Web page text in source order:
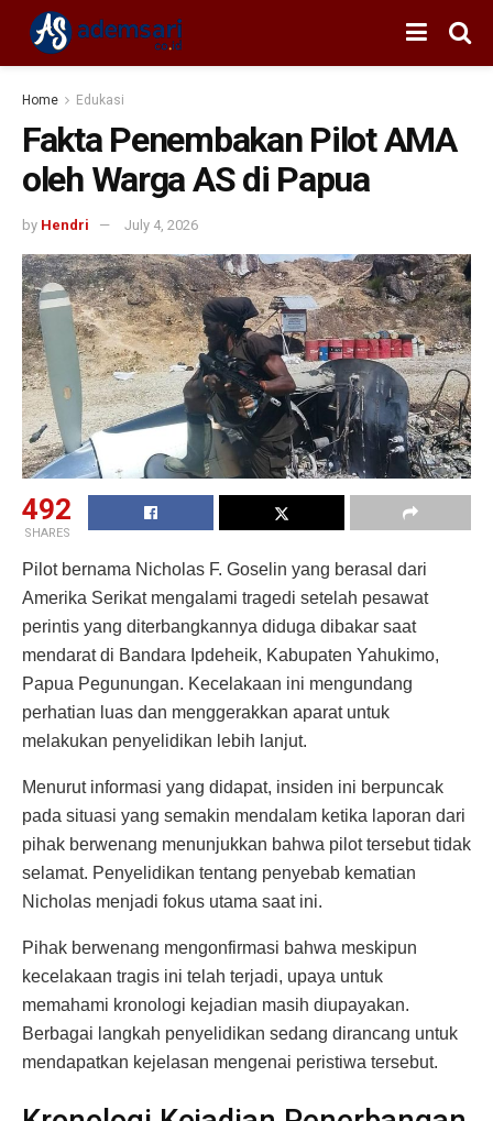
Home Edukasi
Fakta Penembakan Pilot AMA
oleh Warga AS di Papua
by Hendri July 4, 2026
492
SHARES
Pilot bernama Nicholas F. Goselin yang berasal dari
Amerika Serikat mengalami tragedi setelah pesawat
perintis yang diterbangkannya diduga dibakar saat
mendarat di Bandara Ipdeheik, Kabupaten Yahukimo,
Papua Pegunungan. Kecelakaan ini mengundang
perhatian luas dan menggerakkan aparat untuk
melakukan penyelidikan lebih lanjut.
Menurut informasi yang didapat, insiden ini berpuncak
pada situasi yang semakin mendalam ketika laporan dari
pihak berwenang menunjukkan bahwa pilot tersebut tidak
selamat. Penyelidikan tentang penyebab kematian
Nicholas menjadi fokus utama saat ini.
Pihak berwenang mengonfirmasi bahwa meskipun
kecelakaan tragis ini telah terjadi, upaya untuk
memahami kronologi kejadian masih diupayakan.
Berbagai langkah penyelidikan sedang dirancang untuk
mendapatkan kejelasan mengenai peristiwa tersebut.